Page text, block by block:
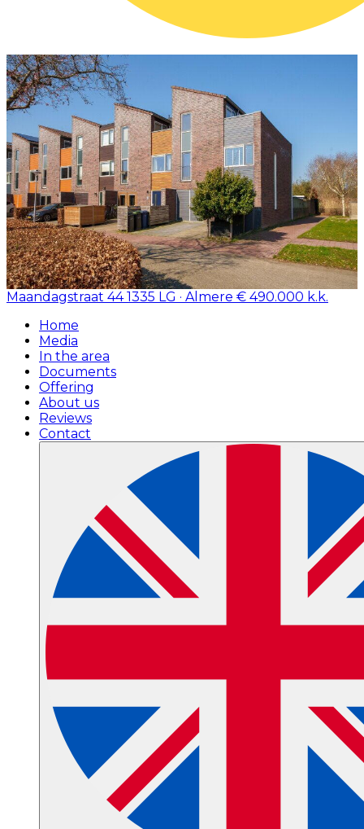
Maandagstraat 44 1335 LG · Almere € 490.000 k.k.
Home
Media
In the area
Documents
Offering
About us
Reviews
Contact